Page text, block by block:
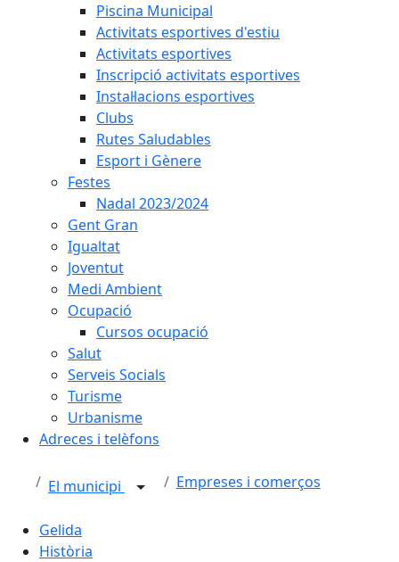
Piscina Municipal
Activitats esportives d'estiu
Activitats esportives
Inscripció activitats esportives
Instal·lacions esportives
Clubs
Rutes Saludables
Esport i Gènere
Festes
Nadal 2023/2024
Gent Gran
Igualtat
Joventut
Medi Ambient
Ocupació
Cursos ocupació
Salut
Serveis Socials
Turisme
Urbanisme
Adreces i telèfons
El municipi Empreses i comerços
Gelida
Història